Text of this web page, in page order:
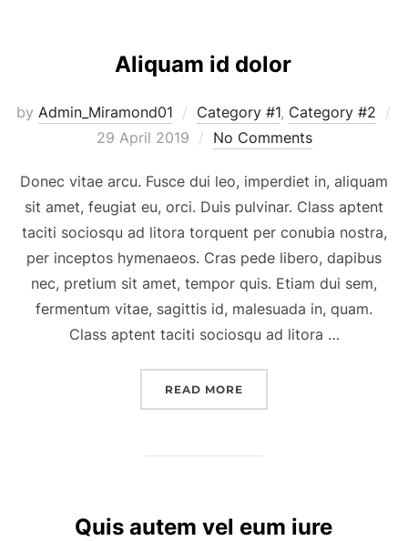
Aliquam id dolor
by Admin_Miramond01 Category #1, Category #2
Posted
29 April 2019 No Comments
Donec vitae arcu. Fusce dui leo, imperdiet in, aliquam
sit amet, feugiat eu, orci. Duis pulvinar. Class aptent
taciti sociosqu ad litora torquent per conubia nostra,
per inceptos hymenaeos. Cras pede libero, dapibus
nec, pretium sit amet, tempor quis. Etiam dui sem,
fermentum vitae, sagittis id, malesuada in, quam.
Class aptent taciti sociosqu ad litora …
READ MORE
Quis autem vel eum iure